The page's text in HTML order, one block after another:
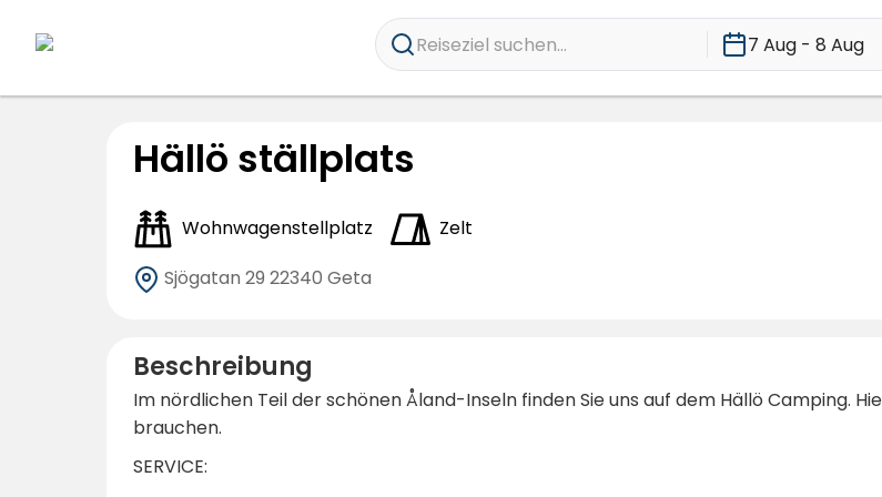
Reiseziel suchen... 7 Aug - 8 Aug
Hällö ställplats
Wohnwagenstellplatz
Zelt
Sjögatan 29 22340 Geta
Beschreibung
Im nördlichen Teil der schönen Åland-Inseln finden Sie uns auf dem Hällö Camping.
brauchen.
SERVICE: